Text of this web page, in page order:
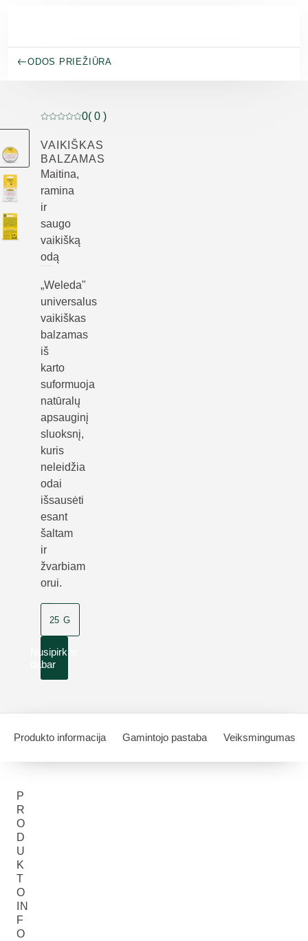
ODOS PRIEŽIŪRA
Dabartinis įvertinimas: 0 iš 5 žvaigždučių įvertino 0
0( 0 )
VAIKIŠKAS
BALZAMAS
Maitina,
ramina
ir
saugo
vaikišką
odą
„Weleda"
universalus
vaikiškas
balzamas
iš
karto
suformuoja
natūralų
apsauginį
sluoksnį,
kuris
neleidžia
odai
išsausėti
esant
šaltam
ir
žvarbiam
orui.
25 G
Nusipirkite
dabar
Produkto informacija Gamintojo pastaba Veiksmingumas
P
R
O
D
U
K
T
O
IN
F
O